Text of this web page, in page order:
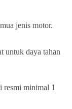
jenis motor.
untuk daya tahan
resmi minimal 1